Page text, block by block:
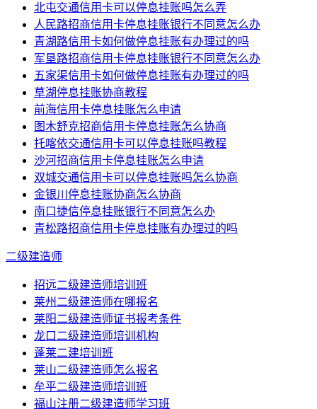
北屯交通信用卡可以停息挂账吗怎么弄
人民路招商信用卡停息挂账银行不同意怎么办
青湖路信用卡如何做停息挂账有办理过的吗
军垦路招商信用卡停息挂账银行不同意怎么办
五家渠信用卡如何做停息挂账有办理过的吗
草湖停息挂账协商教程
前海信用卡停息挂账怎么申请
图木舒克招商信用卡停息挂账怎么协商
托喀依交通信用卡可以停息挂账吗教程
沙河招商信用卡停息挂账怎么申请
双城交通信用卡可以停息挂账吗怎么协商
金银川停息挂账协商怎么协商
南口捷信停息挂账银行不同意怎么办
青松路招商信用卡停息挂账有办理过的吗
二级建造师
招远二级建造师培训班
莱州二级建造师在哪报名
莱阳二级建造师证书报考条件
龙口二级建造师培训机构
蓬莱二建培训班
莱山二级建造师怎么报名
牟平二级建造师培训班
福山注册二级建造师学习班